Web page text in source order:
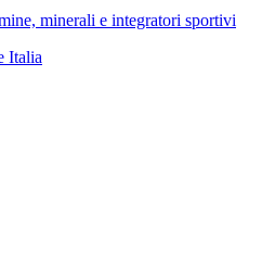
minerali e integratori sportivi